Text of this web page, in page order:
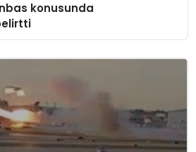
konusunda